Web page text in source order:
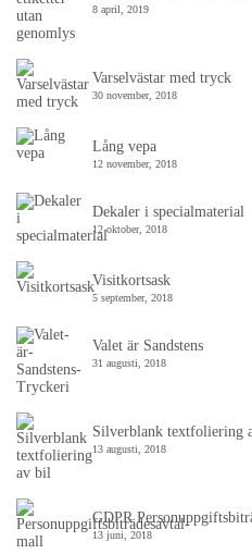
8 april, 2019
Varselvästar med tryck
30 november, 2018
Lång vepa
12 november, 2018
Dekaler i specialmaterial
12 oktober, 2018
Visitkortsask
5 september, 2018
Valet är Sandstens
31 augusti, 2018
Silverblank textfoliering
13 augusti, 2018
GDPR
13 juni, 2018